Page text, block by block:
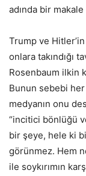
adında bir makale
Trump ve
onlara takındığı
Rosenbaum ilkin
Bunun sebebi
medyanın onu
“incitici bönlüğü
bir şeye, hele ki
görünmez. Hem
ile soykırımın